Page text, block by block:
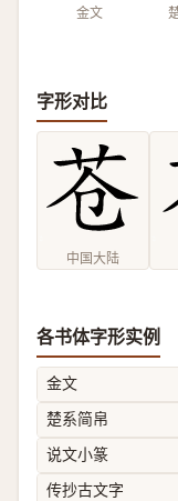
金文
字形对比
中国大陆
各书体字形实例
金文
楚系简帛
说文小篆
传抄古文字